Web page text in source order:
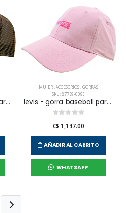
levis - gorra baseball para hombre
MUJER,ACCESORIOS,GORRAS
SKU: 87759-0090
levis - gorra baseball para mujer
C$ 1,147.00
AÑADIR AL CARRITO
WHATSAPP